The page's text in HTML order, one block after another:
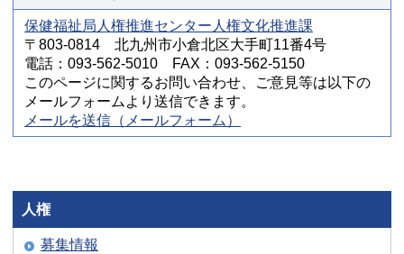
保健福祉局人権推進センター人権文化推進課
〒803-0814 北九州市小倉北区大手町11番4号
電話：093-562-5010 FAX：093-562-5150
このページに関するお問い合わせ、ご意見等は以下の
メールフォームより送信できます。
メールを送信（メールフォーム）
人権
募集情報